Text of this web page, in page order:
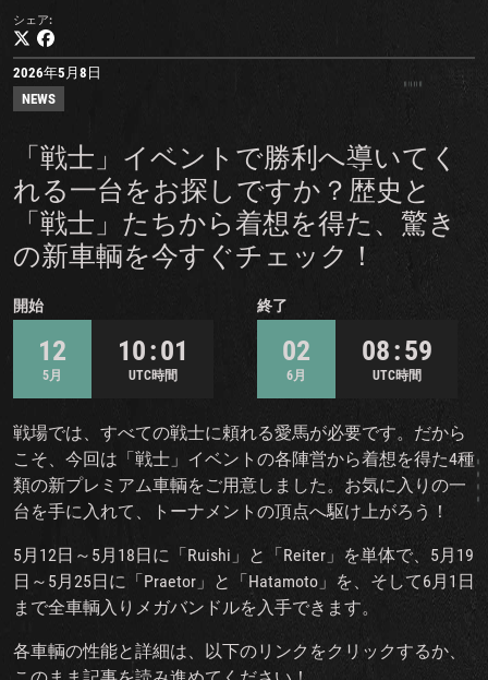
シェア:
2026年5月8日
NEWS
「戦士」イベントで勝利へ導いてく
れる一台をお探しですか？歴史と
「戦士」たちから着想を得た、驚き
の新車輌を今すぐチェック！
開始
12
5月
10 : 01
UTC時間
終了
02
6月
08 : 59
UTC時間
戦場では、すべての戦士に頼れる愛馬が必要です。だから
こそ、今回は「戦士」イベントの各陣営から着想を得た4種
類の新プレミアム車輌をご用意しました。お気に入りの一
台を手に入れて、トーナメントの頂点へ駆け上がろう！
5月12日～5月18日に「Ruishi」と「Reiter」を単体で、5月19
日～5月25日に「Praetor」と「Hatamoto」を、そして6月1日
まで全車輌入りメガバンドルを入手できます。
各車輌の性能と詳細は、以下のリンクをクリックするか、